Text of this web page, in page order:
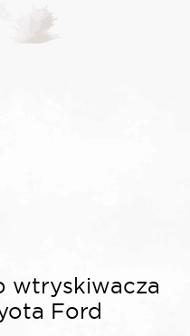
wtryskiwacza
Ford